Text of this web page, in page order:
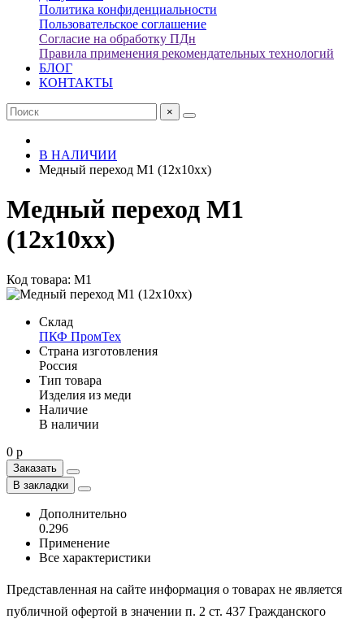
Политика конфиденциальности
Пользовательское соглашение
Согласие на обработку ПДн
Правила применения рекомендательных технологий
БЛОГ
КОНТАКТЫ
×
В НАЛИЧИИ
Медный переход М1 (12х10хх)
Медный переход М1
(12х10хх)
Код товара: М1
Склад
ПКФ ПромТех
Страна изготовления
Россия
Тип товара
Изделия из меди
Наличие
В наличии
0 р
Заказать
В закладки
Дополнительно
0.296
Применение
Все характеристики
Представленная на сайте информация о товарах не является
публичной офертой в значении п. 2 ст. 437 Гражданского